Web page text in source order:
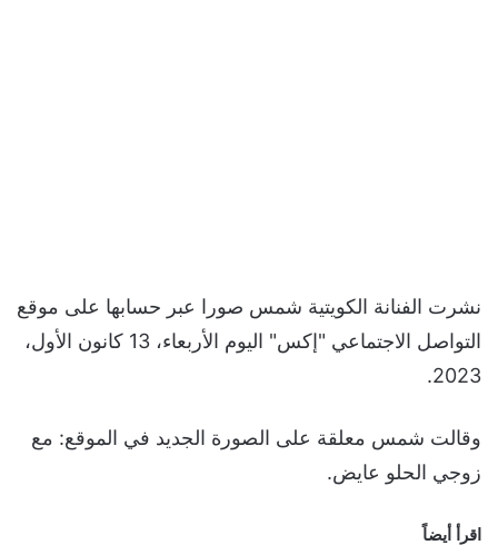
نشرت الفنانة الكويتية شمس صورا عبر حسابها على موقع
التواصل الاجتماعي "إكس" اليوم الأربعاء، 13 كانون الأول،
2023.
وقالت شمس معلقة على الصورة الجديد في الموقع: مع
زوجي الحلو عايض.
اقرأ أيضاً